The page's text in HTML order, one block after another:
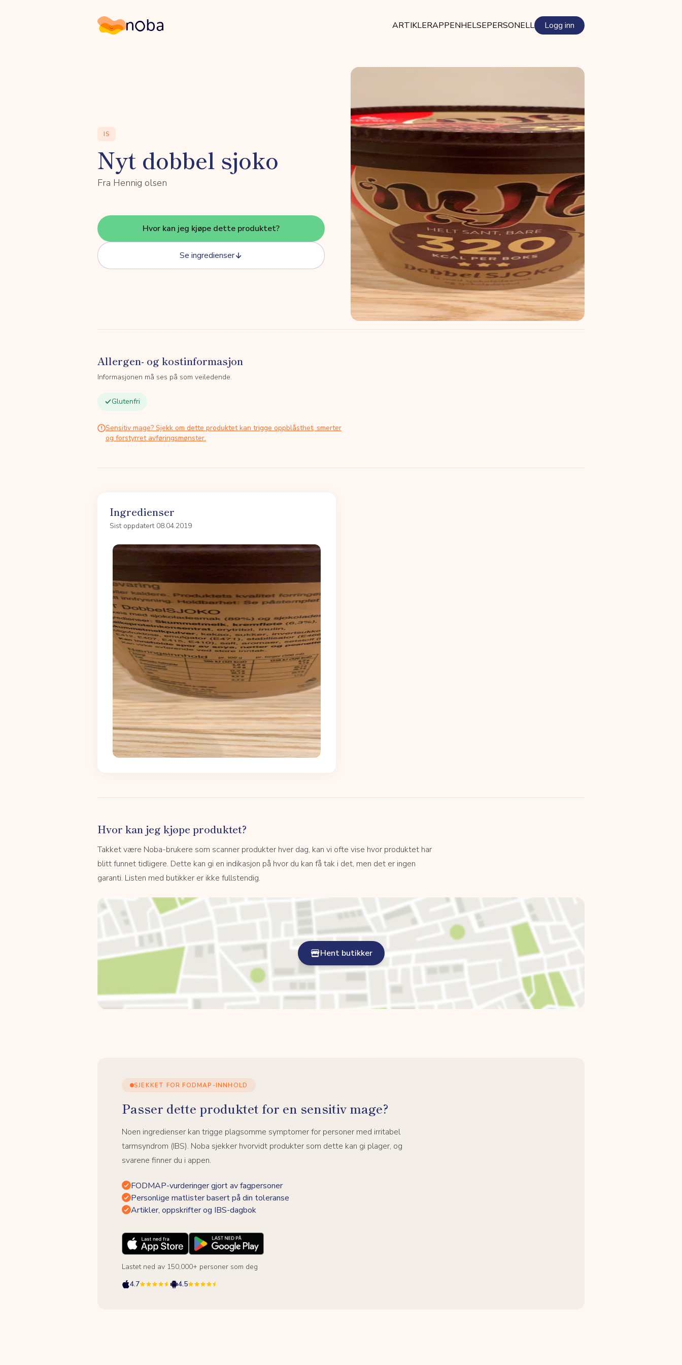
Noba ARTIKLERAPPENHELSEPERSONELL Logg inn
IS
Nyt dobbel sjoko
Fra Hennig olsen
Hvor kan jeg kjøpe dette produktet?
Se ingredienser
Allergen- og kostinformasjon
Informasjonen må ses på som veiledende.
Glutenfri
Sensitiv mage? Sjekk om dette produktet kan trigge oppblåsthet, smerter
og forstyrret avføringsmønster.
Ingredienser
Sist oppdatert 08.04.2019
Hvor kan jeg kjøpe produktet?
Takket være Noba-brukere som scanner produkter hver dag, kan vi ofte vise hvor produktet har
blitt funnet tidligere. Dette kan gi en indikasjon på hvor du kan få tak i det, men det er ingen
garanti. Listen med butikker er ikke fullstendig.
Hent butikker
SJEKKET FOR FODMAP-INNHOLD
Passer dette produktet for en sensitiv mage?
Noen ingredienser kan trigge plagsomme symptomer for personer med irritabel
tarmsyndrom (IBS). Noba sjekker hvorvidt produkter som dette kan gi plager, og
svarene finner du i appen.
FODMAP-vurderinger gjort av fagpersoner
Personlige matlister basert på din toleranse
Artikler, oppskrifter og IBS-dagbok
Lastet ned av 150,000+ personer som deg
4.7
4.5